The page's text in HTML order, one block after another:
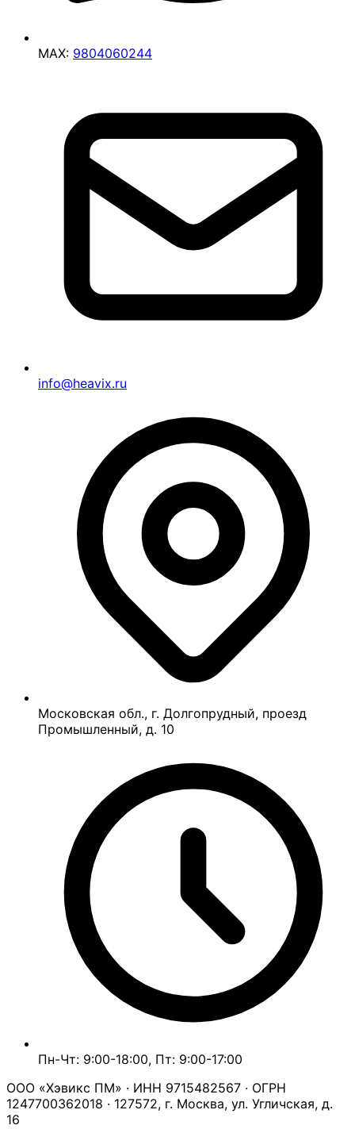
MAX: 9804060244
info@heavix.ru
Московская обл., г. Долгопрудный, проезд
Промышленный, д. 10
Пн-Чт: 9:00-18:00, Пт: 9:00-17:00
ООО «Хэвикс ПМ» · ИНН 9715482567 · ОГРН
1247700362018 · 127572, г. Москва, ул. Угличская, д.
16